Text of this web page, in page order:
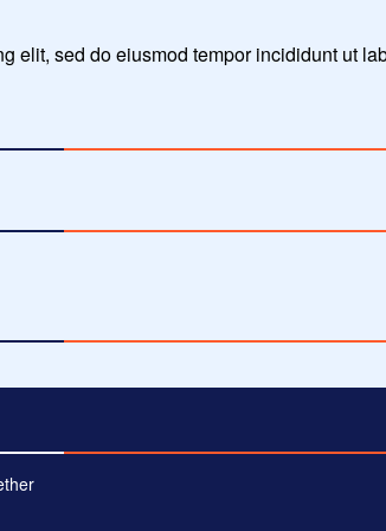
elit, sed do eiusmod tempor incididunt ut